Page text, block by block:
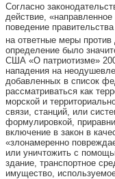
Согласно
действие,
поведение
на ответные меры против
определение было
США «О патриотизме»
нападения на
добавленных в список
рассматриваться как
морской и
связи, станций, или
формулировкой,
включение в закон в
«злонамеренно
или уничтожить с
здание, транспортное
имущество,